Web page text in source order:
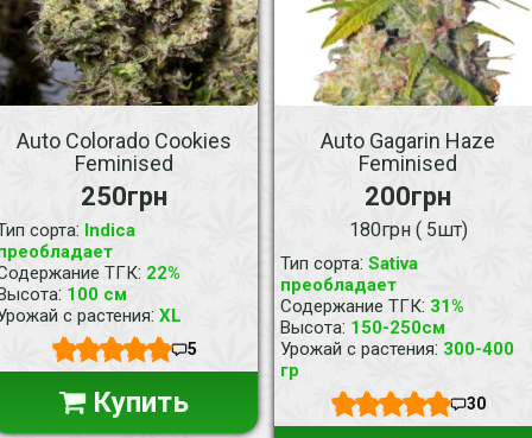
Auto Colorado Cookies
Feminised
250грн
сорта: Indica
ТГК: 22%
: 100 см
с растения: XL
5
Купить
Auto Gagarin Haze
Feminised
200грн
180грн ( 5шт)
Тип сорта: Sativa
преобладает
Содержание ТГК: 31%
Высота: 150-250см
Урожай с растения: 300-400
гр
30